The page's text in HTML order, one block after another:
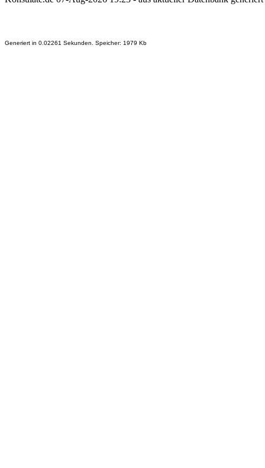
Generiert in 0.02261 Sekunden. Speicher: 1979 Kb